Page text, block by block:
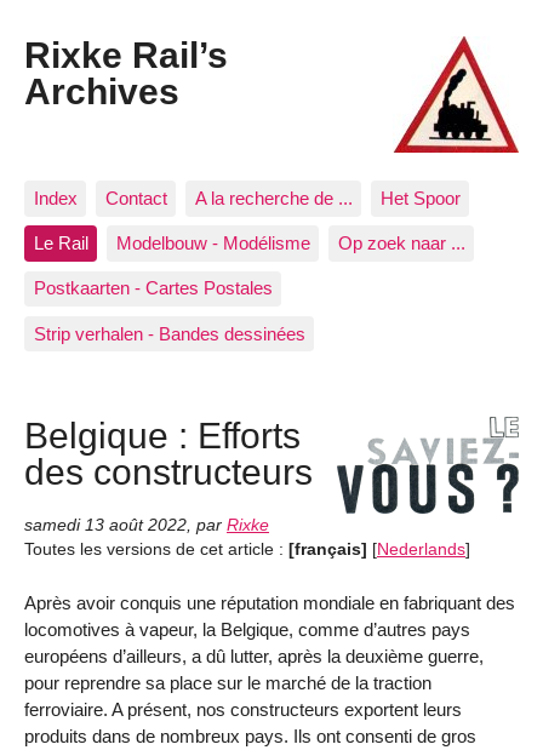
Rixke Rail’s
Archives
Index Contact A la recherche de ... Het Spoor
Le Rail Modelbouw - Modélisme Op zoek naar ...
Postkaarten - Cartes Postales
Strip verhalen - Bandes dessinées
Belgique : Efforts
des constructeurs
samedi 13 août 2022, par Rixke
Toutes les versions de cet article : [français] [Nederlands]
Après avoir conquis une réputation mondiale en fabriquant des
locomotives à vapeur, la Belgique, comme d’autres pays
européens d’ailleurs, a dû lutter, après la deuxième guerre,
pour reprendre sa place sur le marché de la traction
ferroviaire. A présent, nos constructeurs exportent leurs
produits dans de nombreux pays. Ils ont consenti de gros